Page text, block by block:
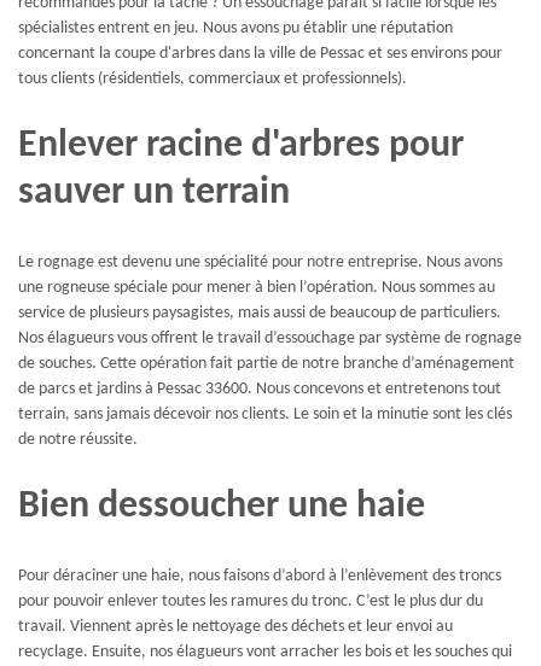
spécialistes entrent en jeu. Nous avons pu établir une réputation
concernant la coupe d'arbres dans la ville de Pessac et ses environs pour
tous clients (résidentiels, commerciaux et professionnels).
Enlever racine d'arbres pour
sauver un terrain
Le rognage est devenu une spécialité pour notre entreprise. Nous avons
une rogneuse spéciale pour mener à bien l’opération. Nous sommes au
service de plusieurs paysagistes, mais aussi de beaucoup de particuliers.
Nos élagueurs vous offrent le travail d’essouchage par système de rognage
de souches. Cette opération fait partie de notre branche d’aménagement
de parcs et jardins à Pessac 33600. Nous concevons et entretenons tout
terrain, sans jamais décevoir nos clients. Le soin et la minutie sont les clés
de notre réussite.
Bien dessoucher une haie
Pour déraciner une haie, nous faisons d’abord à l’enlèvement des troncs
pour pouvoir enlever toutes les ramures du tronc. C’est le plus dur du
travail. Viennent après le nettoyage des déchets et leur envoi au
recyclage. Ensuite, nos élagueurs vont arracher les bois et les souches qui